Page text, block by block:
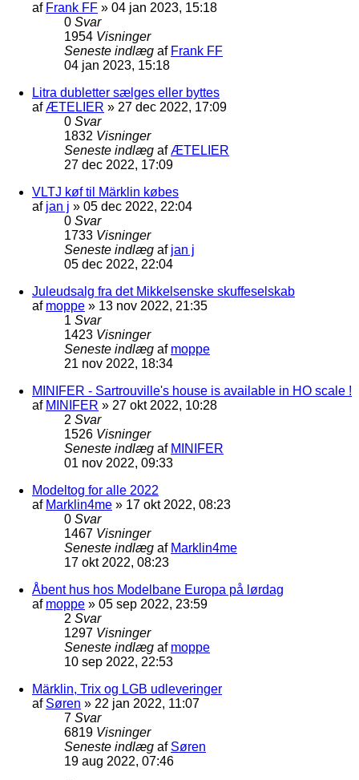
af Frank FF » 04 jan 2023, 15:18
0 Svar
1954 Visninger
Seneste indlæg af Frank FF
04 jan 2023, 15:18
Litra dubletter sælges eller byttes
afÆTELIER » 27 dec 2022, 17:09
0 Svar
1832 Visninger
Seneste indlæg afÆTELIER
27 dec 2022, 17:09
VLTJ køf til Märklin købes
af jan j » 05 dec 2022, 22:04
0 Svar
1733 Visninger
Seneste indlæg af jan j
05 dec 2022, 22:04
Juleudsalg fra det Mikkelsenske skuffeselskab
af moppe » 13 nov 2022, 21:35
1 Svar
1423 Visninger
Seneste indlæg af moppe
21 nov 2022, 18:34
MINIFER - Sartrouville's house is available in HO scale !
af MINIFER » 27 okt 2022, 10:28
2 Svar
1526 Visninger
Seneste indlæg af MINIFER
01 nov 2022, 09:33
Modeltog for alle 2022
af Marklin4me » 17 okt 2022, 08:23
0 Svar
1467 Visninger
Seneste indlæg af Marklin4me
17 okt 2022, 08:23
Åbent hus hos Modelbane Europa på lørdag
af moppe » 05 sep 2022, 23:59
2 Svar
1297 Visninger
Seneste indlæg af moppe
10 sep 2022, 22:53
Märklin, Trix og LGB udleveringer
af Søren » 22 jan 2022, 11:07
7 Svar
6819 Visninger
Seneste indlæg af Søren
19 aug 2022, 07:46